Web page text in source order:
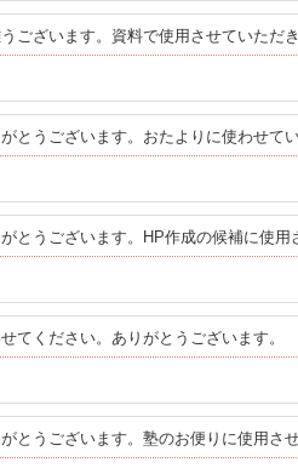
ございます。資料で使用させていただき
とうございます。おたよりに使わせて
とうございます。HP作成の候補に使用
てください。ありがとうございます。
とうございます。塾のお便りに使用さ